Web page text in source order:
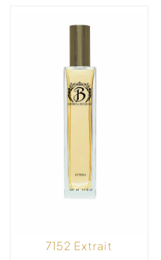
7152 Extrait